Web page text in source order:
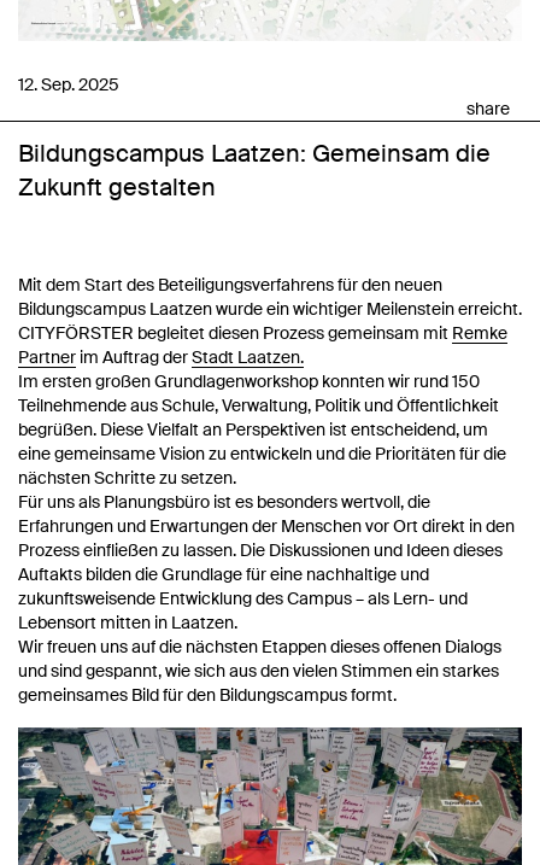
12. Sep. 2025
share
Bildungscampus Laatzen: Gemeinsam die
Zukunft gestalten
Mit dem Start des Beteiligungsverfahrens für den neuen
Bildungscampus Laatzen wurde ein wichtiger Meilenstein erreicht.
CITYFÖRSTER begleitet diesen Prozess gemeinsam mit Remke
Partner im Auftrag derStadt Laatzen.
Im ersten großen Grundlagenworkshop konnten wir rund 150
Teilnehmende aus Schule, Verwaltung, Politik und Öffentlichkeit
begrüßen. Diese Vielfalt an Perspektiven ist entscheidend, um
eine gemeinsame Vision zu entwickeln und die Prioritäten für die
nächsten Schritte zu setzen.
Für uns als Planungsbüro ist es besonders wertvoll, die
Erfahrungen und Erwartungen der Menschen vor Ort direkt in den
Prozess einfließen zu lassen. Die Diskussionen und Ideen dieses
Auftakts bilden die Grundlage für eine nachhaltige und
zukunftsweisende Entwicklung des Campus – als Lern- und
Lebensort mitten in Laatzen.
Wir freuen uns auf die nächsten Etappen dieses offenen Dialogs
und sind gespannt, wie sich aus den vielen Stimmen ein starkes
gemeinsames Bild für den Bildungscampus formt.